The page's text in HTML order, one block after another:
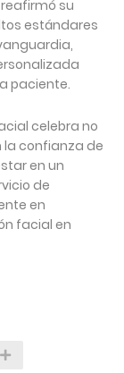
su
estándares
paciente.
celebra no
la confianza de
en un
de
en
facial en